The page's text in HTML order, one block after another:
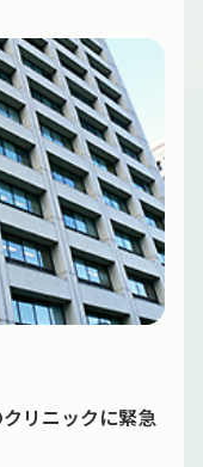
リニックに緊急